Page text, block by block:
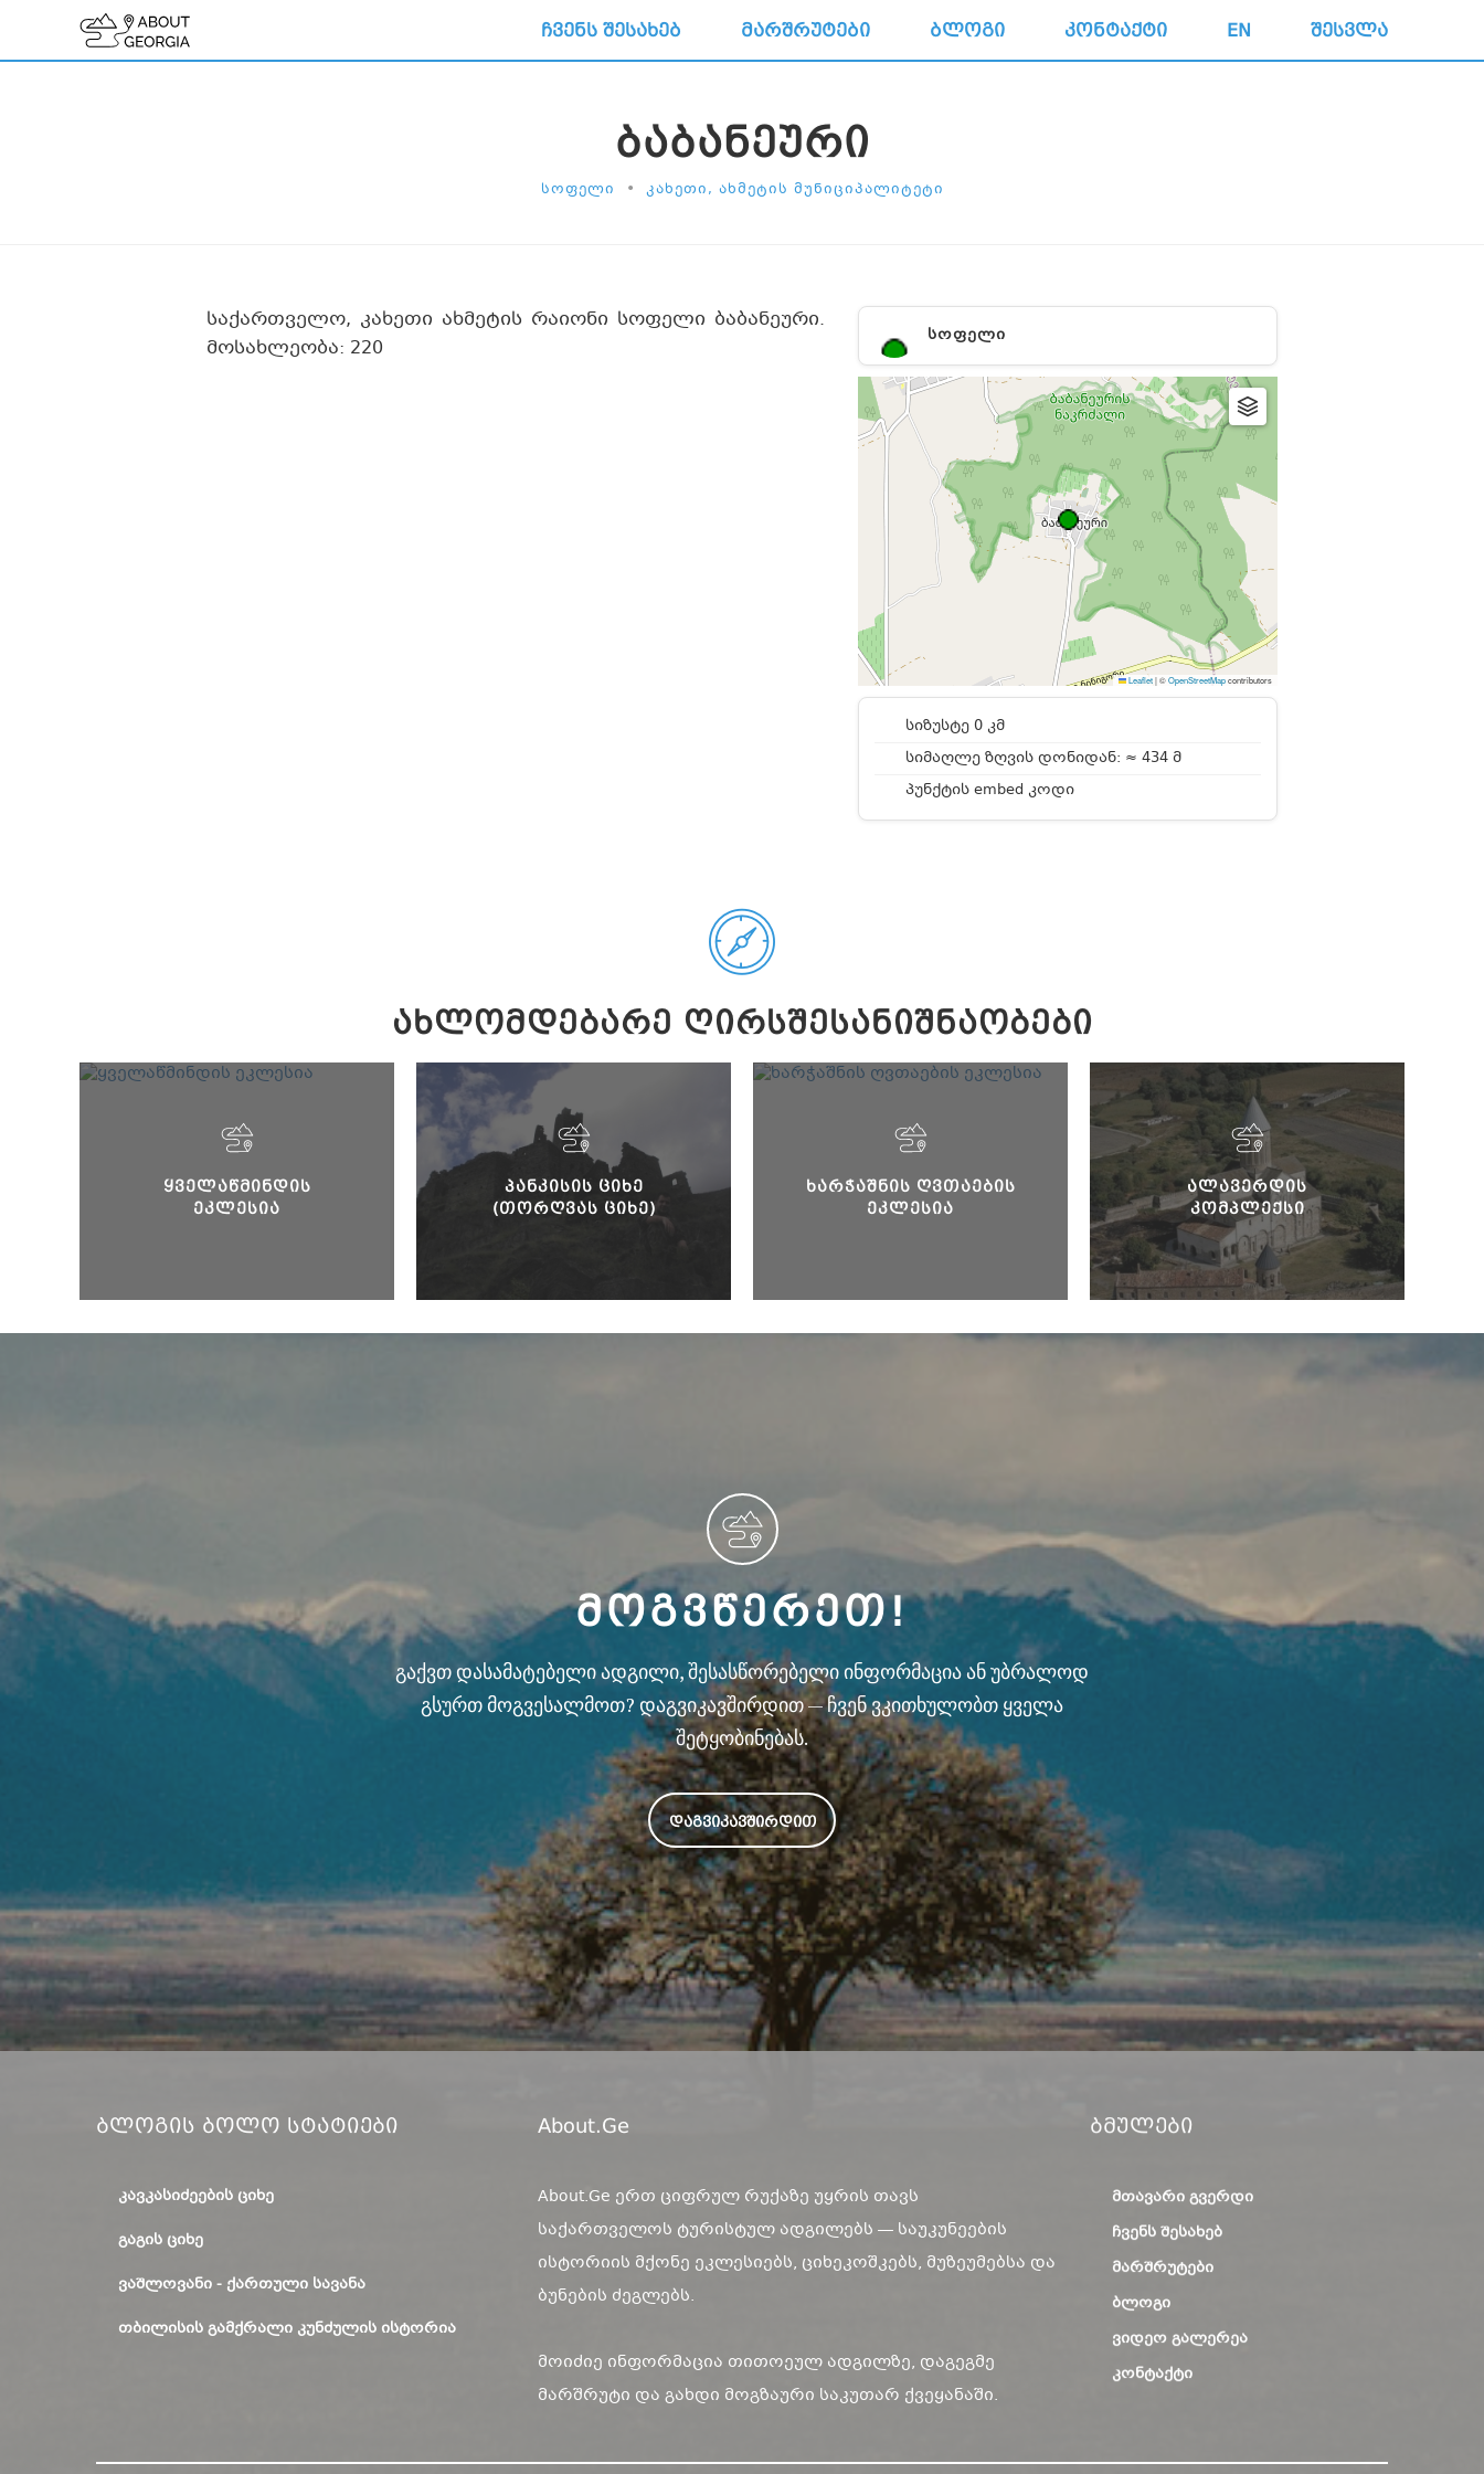
ᲩᲕᲔᲜᲡ ᲨᲔᲡᲐᲮᲔᲑ ᲛᲐᲠᲨᲠᲣᲢᲔᲑᲘ ᲑᲚᲝᲒᲘ ᲙᲝᲜᲢᲐᲥᲢᲘ EN ᲨᲔᲡᲕᲚᲐ
ᲑᲐᲑᲐᲜᲔᲣᲠᲘ
ᲡᲝᲤᲔᲚᲘ • ᲙᲐᲮᲔᲗᲘ, ᲐᲮᲛᲔᲢᲘᲡ ᲛᲣᲜᲘᲪᲘᲞᲐᲚᲘᲢᲔᲢᲘ
ᲡᲝᲤᲔᲚᲘ
Leaflet|©OpenStreetMapcontributors
სიზუსტე 0 კმ
სიმაღლე ზღვის დონიდან: ≈ 434 მ
პუნქტის embed კოდი
საქართველო, კახეთი ახმეტის რაიონი სოფელი ბაბანეური.
მოსახლეობა: 220
ᲐᲮᲚᲝᲛᲓᲔᲑᲐᲠᲔ ᲦᲘᲠᲡᲨᲔᲡᲐᲜᲘᲨᲜᲐᲝᲑᲔᲑᲘ
ᲧᲕᲔᲚᲐᲬᲛᲘᲜᲓᲘᲡ
ᲔᲙᲚᲔᲡᲘᲐ
ᲞᲐᲜᲙᲘᲡᲘᲡ ᲪᲘᲮᲔ
(ᲗᲝᲠᲦᲕᲐᲡ ᲪᲘᲮᲔ)
ᲮᲐᲠᲭᲐᲨᲜᲘᲡ ᲦᲕᲗᲐᲔᲑᲘᲡ
ᲔᲙᲚᲔᲡᲘᲐ
ᲐᲚᲐᲕᲔᲠᲓᲘᲡ
ᲙᲝᲛᲞᲚᲔᲥᲡᲘ
ᲛᲝᲒᲕᲬᲔᲠᲔᲗ!
გაქვთ დასამატებელი ადგილი, შესასწორებელი ინფორმაცია ან უბრალოდ
გსურთ მოგვესალმოთ? დაგვიკავშირდით — ჩვენ ვკითხულობთ ყველა
შეტყობინებას.
ᲓᲐᲒᲕᲘᲙᲐᲕᲨᲘᲠᲓᲘᲗ
Ბლოგის Ბოლო Სტატიები
ᲙᲐᲕᲙᲐᲡᲘᲫᲔᲔᲑᲘᲡ ᲪᲘᲮᲔ
ᲒᲐᲒᲘᲡ ᲪᲘᲮᲔ
ᲕᲐᲨᲚᲝᲕᲐᲜᲘ - ᲥᲐᲠᲗᲣᲚᲘ ᲡᲐᲕᲐᲜᲐ
ᲗᲑᲘᲚᲘᲡᲘᲡ ᲒᲐᲛᲥᲠᲐᲚᲘ ᲙᲣᲜᲫᲣᲚᲘᲡ ᲘᲡᲢᲝᲠᲘᲐ
About.ge
About.Ge ერთ ციფრულ რუქაზე უყრის თავს
საქართველოს ტურისტულ ადგილებს — საუკუნეების
ისტორიის მქონე ეკლესიებს, ციხეკოშკებს, მუზეუმებსა და
ბუნების ძეგლებს.
მოიძიე ინფორმაცია თითოეულ ადგილზე, დაგეგმე
მარშრუტი და გახდი მოგზაური საკუთარ ქვეყანაში.
Ბმულები
ᲛᲗᲐᲕᲐᲠᲘ ᲒᲕᲔᲠᲓᲘ
ᲩᲕᲔᲜᲡ ᲨᲔᲡᲐᲮᲔᲑ
ᲛᲐᲠᲨᲠᲣᲢᲔᲑᲘ
ᲑᲚᲝᲒᲘ
ᲕᲘᲓᲔᲝ ᲒᲐᲚᲔᲠᲔᲐ
ᲙᲝᲜᲢᲐᲥᲢᲘ